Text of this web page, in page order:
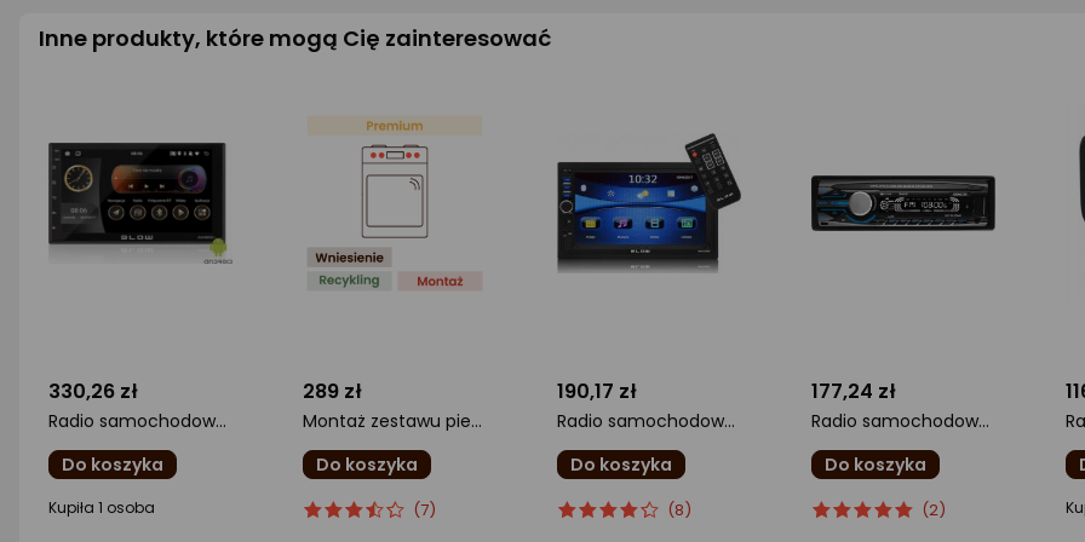
Inne produkty, które mogą Cię zainteresować
330,26 zł
Radio samochodowe Blow AVH-9930 2DIN 7cal GPS
Do koszyka
ocena
Kupiła 1 osoba
289 zł
Montaż zestawu piekarnik z płytą
Do koszyka
ocena
Ocena
(7)
190,17 zł
Radio samochodowe Blow AVH-9810 (78-219#)
Do koszyka
ocena
Ocena
(8)
177,24 zł
Radio samochodowe Sencor SCT5017BMR
Do koszyka
ocena
Ocena
(2)